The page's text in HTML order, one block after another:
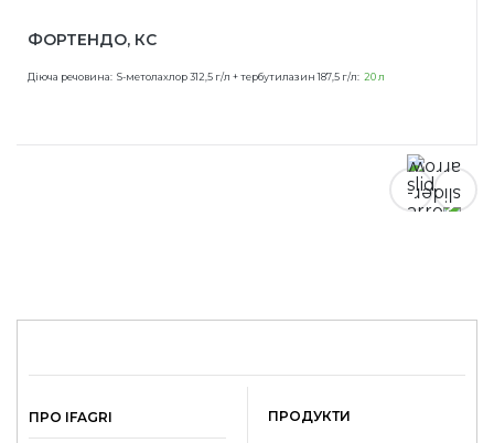
ФОРТЕНДО, КС
Діюча речовина: S-метолахлор 312,5 г/л + тербутилазин 187,5 г/л: 20 л
ПРО IFAGRI ПРОДУКТИ